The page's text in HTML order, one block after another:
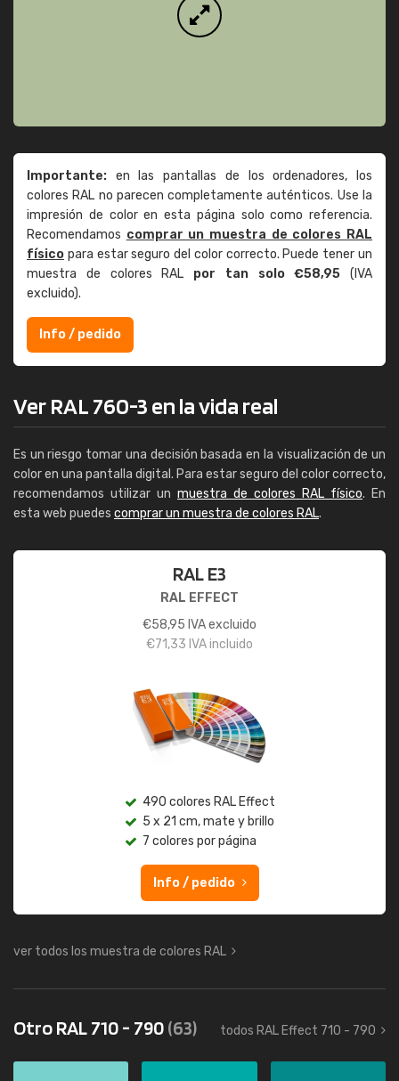
Importante: en las pantallas de los ordenadores, los
colores RAL no parecen completamente auténticos. Use la
impresión de color en esta página solo como referencia.
Recomendamos comprar un muestra de colores RAL
físico para estar seguro del color correcto. Puede tener un
muestra de colores RAL por tan solo €58,95 (IVA
excluido).
Info / pedido
Ver RAL 760-3 en la vida real
Es un riesgo tomar una decisión basada en la visualización de un
color en una pantalla digital. Para estar seguro del color correcto,
recomendamos utilizar un muestra de colores RAL físico. En
esta web puedes comprar un muestra de colores RAL.
RAL E3
RAL EFFECT
€58,95 IVA excluido
€71,33 IVA incluido
490 colores RAL Effect
5 x 21 cm, mate y brillo
7 colores por página
Info / pedido
ver todos los muestra de colores RAL
Otro RAL 710 - 790(63) todos RAL Effect 710 - 790